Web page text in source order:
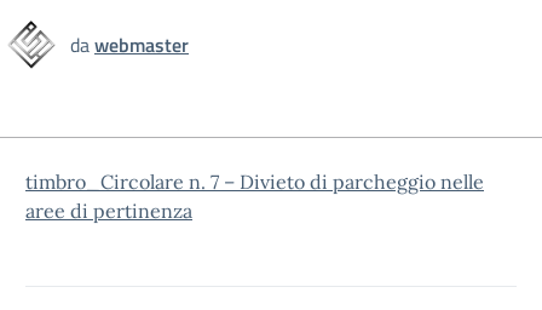
dawebmaster
timbro_Circolare n. 7 – Divieto di parcheggio nelle
aree di pertinenza